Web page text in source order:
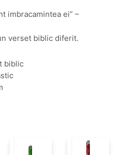
imbracamintea ei” –
verset biblic diferit.
biblic